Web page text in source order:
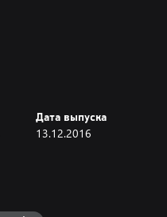
Дата выпуска
13.12.2016